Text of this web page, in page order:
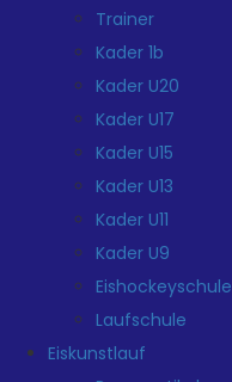
Trainer
Kader 1b
Kader U20
Kader U17
Kader U15
Kader U13
Kader U11
Kader U9
Eishockeyschule
Laufschule
Eiskunstlauf